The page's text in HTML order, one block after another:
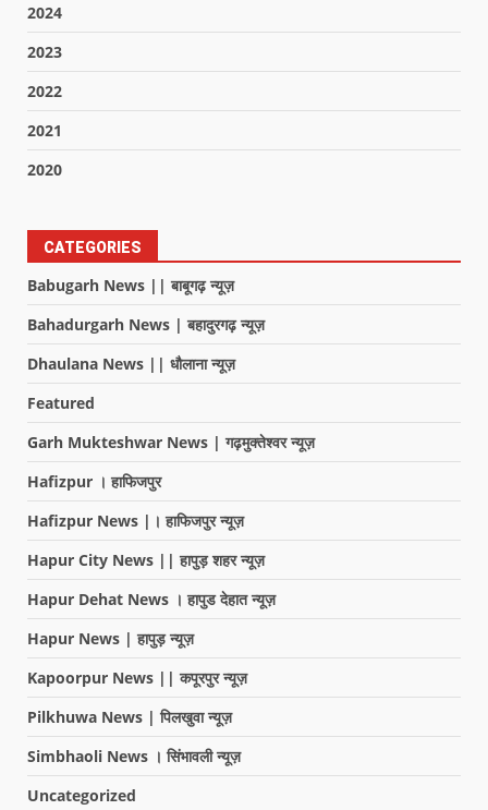
2024
2023
2022
2021
2020
CATEGORIES
Babugarh News || बाबूगढ़ न्यूज़
Bahadurgarh News | बहादुरगढ़ न्यूज़
Dhaulana News || धौलाना न्यूज़
Featured
Garh Mukteshwar News | गढ़मुक्तेश्वर न्यूज़
Hafizpur । हाफिजपुर
Hafizpur News |। हाफिजपुर न्यूज़
Hapur City News || हापुड़ शहर न्यूज़
Hapur Dehat News । हापुड देहात न्यूज़
Hapur News | हापुड़ न्यूज़
Kapoorpur News || कपूरपुर न्यूज़
Pilkhuwa News | पिलखुवा न्यूज़
Simbhaoli News । सिंभावली न्यूज़
Uncategorized